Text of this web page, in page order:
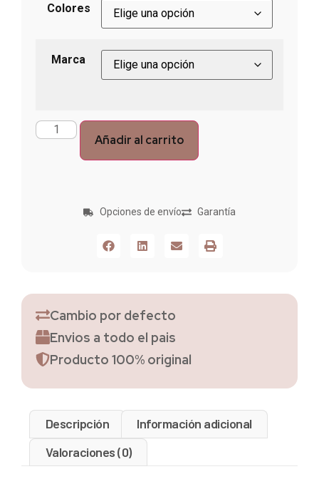
Colores
Marca
Añadir al carrito
Opciones de envío Garantía
Cambio por defecto
Envios a todo el pais
Producto 100% original
Descripción
Información adicional
Valoraciones (0)